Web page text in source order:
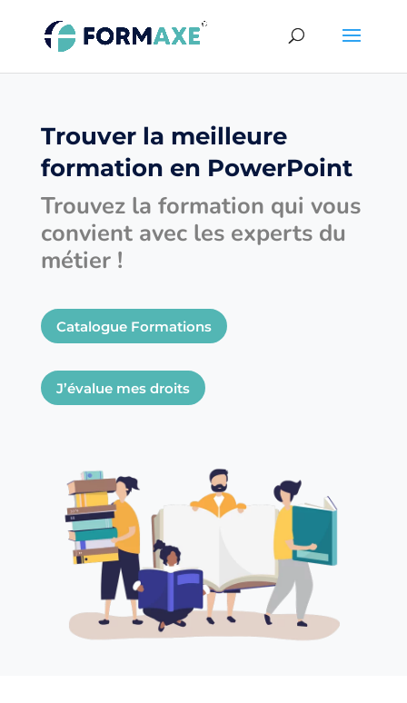
Trouver la meilleure
formation en PowerPoint
Trouvez la formation qui vous
convient avec les experts du
métier !
Catalogue Formations
J’évalue mes droits